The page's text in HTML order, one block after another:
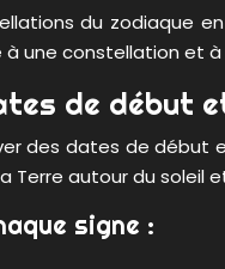
du zodiaque
une constellation et
de début
des dates de
Terre autour du soleil
signe :